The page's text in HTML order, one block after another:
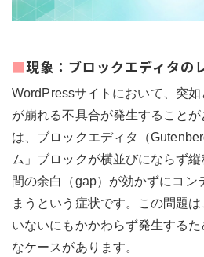
■現象：ブロックエディタの
WordPressサイトにおいて、突
が崩れる不具合が発生すること
は、ブロックエディタ（
ム」ブロックが横並びにならず
間の余白（gap）が効かずにコン
まうという症状です。この問題
いないにもかかわらず発生する
なケースがあります。